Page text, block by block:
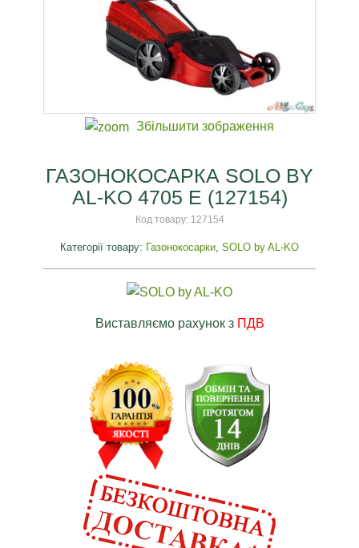
Збільшити зображення
ГАЗОНОКОСАРКА SOLO BY
AL-KO 4705 E (127154)
Код товару: 127154
Категорії товару: Газонокосарки SOLO by AL-KO
Виставляємо рахунок з ПДВ